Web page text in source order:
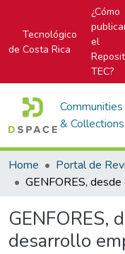
Tecnológico
de Costa Rica
¿Cómo
el
TEC?
Communities
& Collections
Home
GENFORES,
desarrollo